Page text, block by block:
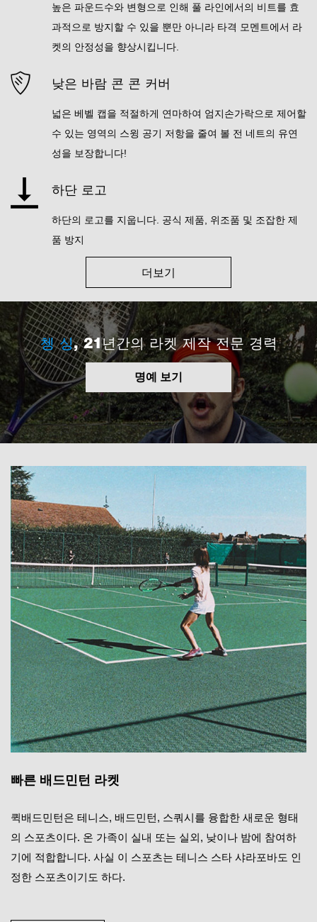
높은 파운드수와 변형으로 인해 풀 라인에서의 비트를 효
과적으로 방지할 수 있을 뿐만 아니라 타격 모멘트에서 라
켓의 안정성을 향상시킵니다.
낮은 바람 콘 콘 커버
넓은 베벨 캡을 적절하게 연마하여 엄지손가락으로 제어할
수 있는 영역의 스윙 공기 저항을 줄여 볼 전 네트의 유연
성을 보장합니다!
하단 로고
하단의 로고를 지웁니다. 공식 제품, 위조품 및 조잡한 제
품 방지
더보기
쳉 싱, 21년간의 라켓 제작 전문 경력
명예 보기
빠른 배드민턴 라켓
퀵배드민턴은 테니스, 배드민턴, 스쿼시를 융합한 새로운 형태
의 스포츠이다. 온 가족이 실내 또는 실외, 낮이나 밤에 참여하
기에 적합합니다. 사실 이 스포츠는 테니스 스타 샤라포바도 인
정한 스포츠이기도 하다.